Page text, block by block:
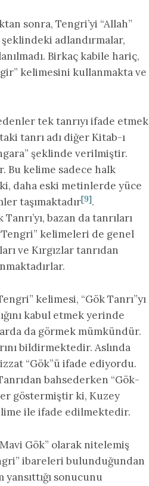
sonra, Tengri’yi “Allah”
şeklindeki adlandırmalar,
Birkaç kabile hariç,
kelimesini kullanmakta ve
tek tanrıyı ifade etmek
tanrı adı diğer Kitab-ı
şeklinde verilmiştir.
Bu kelime sadece halk
daha eski metinlerde yüce
taşımaktadır[9].
bazan da tanrıları
kelimeleri de genel
ve Kırgızlar tanrıdan
kelimesi, “Gök Tanrı”yı
kabul etmek yerinde
da görmek mümkündür.
bildirmektedir. Aslında
“Gök”ü ifade ediyordu.
bahsederken “Gök-
göstermiştir ki, Kuzey
ile ifade edilmektedir.
Gök” olarak nitelemiş
ibareleri bulunduğundan
sonucunu